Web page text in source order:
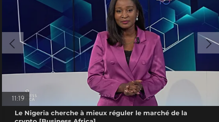
11:19
Le Nigeria cherche à mieux réguler le marché de la